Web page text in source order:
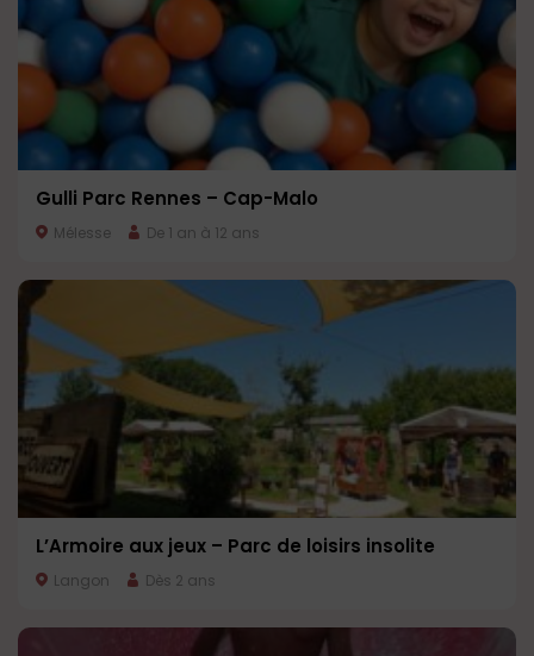
Gulli Parc Rennes – Cap-Malo
Mélesse De 1 an à 12 ans
L’Armoire aux jeux – Parc de loisirs insolite
Langon Dès 2 ans